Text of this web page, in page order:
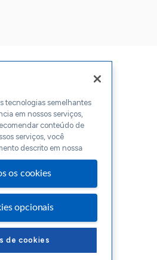
tecnologias semelhantes
em nossos serviços,
conteúdo de
serviços, você
descrito em nossa
os cookies
opcionais
de cookies